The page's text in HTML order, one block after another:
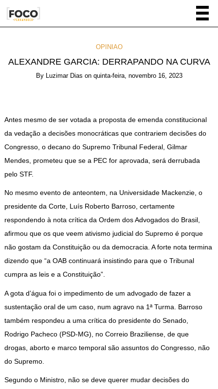
OPINIAO
ALEXANDRE GARCIA: DERRAPANDO NA CURVA
By Luzimar Dias on quinta-feira, novembro 16, 2023
Antes mesmo de ser votada a proposta de emenda constitucional
da vedação a decisões monocráticas que contrariem decisões do
Congresso, o decano do Supremo Tribunal Federal, Gilmar
Mendes, prometeu que se a PEC for aprovada, será derrubada
pelo STF.
No mesmo evento de anteontem, na Universidade Mackenzie, o
presidente da Corte, Luís Roberto Barroso, certamente
respondendo à nota crítica da Ordem dos Advogados do Brasil,
afirmou que os que veem ativismo judicial do Supremo é porque
não gostam da Constituição ou da democracia. A forte nota termina
dizendo que “a OAB continuará insistindo para que o Tribunal
cumpra as leis e a Constituição”.
A gota d’água foi o impedimento de um advogado de fazer a
sustentação oral de um caso, num agravo na 1ª Turma. Barroso
também respondeu a uma crítica do presidente do Senado,
Rodrigo Pacheco (PSD-MG), no Correio Braziliense, de que
drogas, aborto e marco temporal são assuntos do Congresso, não
do Supremo.
Segundo o Ministro, não se deve querer mudar decisões do